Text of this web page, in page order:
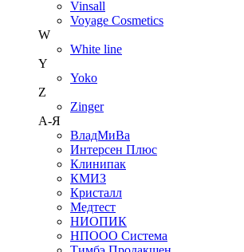
Vinsall
Voyage Cosmetics
W
White line
Y
Yoko
Z
Zinger
А-Я
ВладМиВа
Интерсен Плюс
Клинипак
КМИЗ
Кристалл
Медтест
НИОПИК
НПООО Система